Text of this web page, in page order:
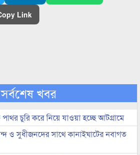
Link
সর্বশেষ খবর
চুরি করে নিয়ে যাওয়া হচ্ছে আটগ্রামে
ও সুধীজনদের সাথে কানাইঘাটের নবাগত